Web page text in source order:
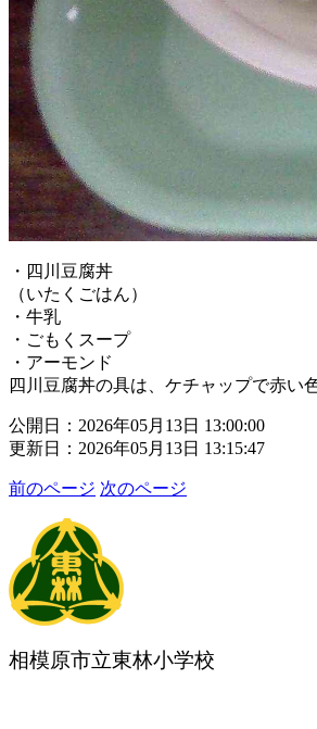
・四川豆腐丼
（いたくごはん）
・牛乳
・ごもくスープ
・アーモンド
四川豆腐丼の具は、ケチャップで赤い
公開日：2026年05月13日 13:00:00
更新日：2026年05月13日 13:15:47
前のページ 次のページ
相模原市立東林小学校